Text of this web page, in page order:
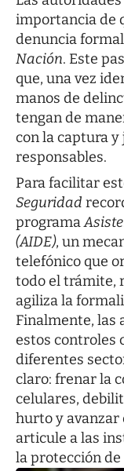
importancia de
denuncia
Nación. Este
que, una vez
manos de
tengan de
con la captura
responsables.
Para facilitar
Seguridad
programa
(AIDE), un
telefónico que
todo el trámite,
agiliza la
Finalmente, las
estos controles
diferentes
claro: frenar la
celulares,
hurto y avanzar
articule a las
la protección de